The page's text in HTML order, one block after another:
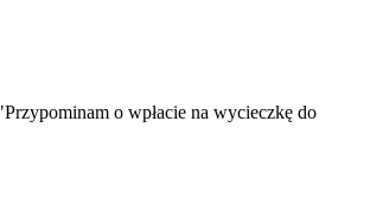
o wpłacie na wycieczkę do